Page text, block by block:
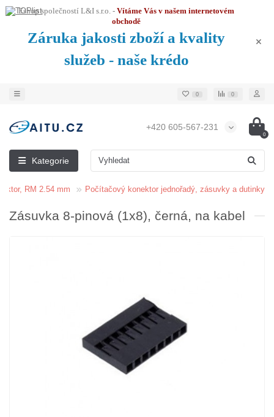
Eshop společností L&I s.r.o. - Vítáme Vás v našem internetovém
obchodě
Záruka jakosti zboží a kvality
služeb - naše krédo
0 0
+420 605-567-231
0
Kategorie
RM 2.54 mm Počítačový konektor jednořadý, zásuvky a dutinky
Zásuvka 8-pinová (1x8), černá, na kabel